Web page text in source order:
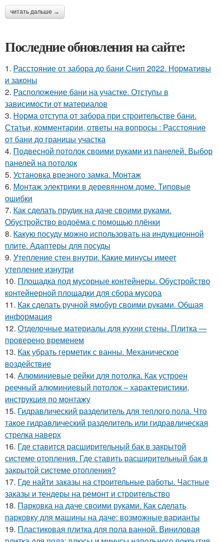
читать дальше →
Последние обновления на сайте:
1. Расстояние от забора до бани Снип 2022. Нормативы
и законы
2. Расположение бани на участке. Отступы в
зависимости от материалов
3. Норма отступа от забора при строительстве бани.
Статьи, комментарии, ответы на вопросы : Расстояние
от бани до границы участка
4. Подвесной потолок своими руками из панелей. Выбор
панелей на потолок
5. Установка врезного замка. Монтаж
6. Монтаж электрики в деревянном доме. Типовые
ошибки
7. Как сделать прудик на даче своими руками.
Обустройство водоёма с помощью плёнки
8. Какую посуду можно использовать на индукционной
плите. Адаптеры для посуды
9. Утепление стен внутри. Какие минусы имеет
утепление изнутри
10. Площадка под мусорные контейнеры. Обустройство
контейнерной площадки для сбора мусора
11. Как сделать ручной ямобур своими руками. Общая
информация
12. Отделочные материалы для кухни стены. Плитка —
проверено временем
13. Как убрать герметик с ванны. Механическое
воздействие
14. Алюминиевые рейки для потолка. Как устроен
реечный алюминиевый потолок – характеристики,
инструкция по монтажу
15. Гидравлический разделитель для теплого пола. Что
такое гидравлический разделитель или гидравлическая
стрелка наверх
16. Где ставится расширительный бак в закрытой
системе отопления. Где ставить расширительный бак в
закрытой системе отопления?
17. Где найти заказы на строительные работы. Частные
заказы и тендеры на ремонт и строительство
18. Парковка на даче своими руками. Как сделать
парковку для машины на даче: возможные варианты
19. Пластиковая плитка для пола ванной. Виниловая